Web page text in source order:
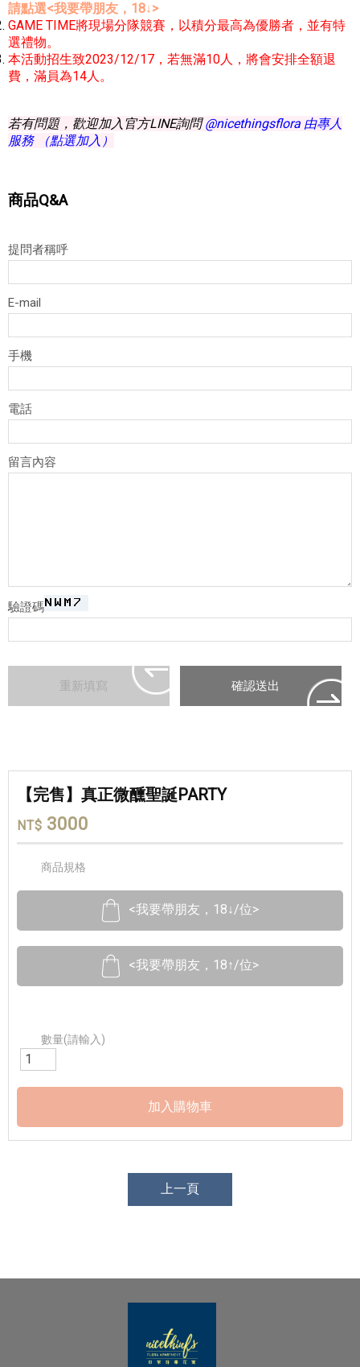
請點選<我要帶朋友，18↓>
GAME TIME將現場分隊競賽，以積分最高為優勝者，並有特
選禮物。
本活動招生致2023/12/17，若無滿10人，將會安排全額退
費，滿員為14人。
若有問題，歡迎加入官方LINE詢問 @nicethingsflora 由專人
服務 （點選加入）
商品Q&A
提問者稱呼
E-mail
手機
電話
留言內容
驗證碼
【完售】真正微醺聖誕PARTY
NT$ 3000
商品規格
<我要帶朋友，18↓/位>
<我要帶朋友，18↑/位>
數量(請輸入)
上一頁